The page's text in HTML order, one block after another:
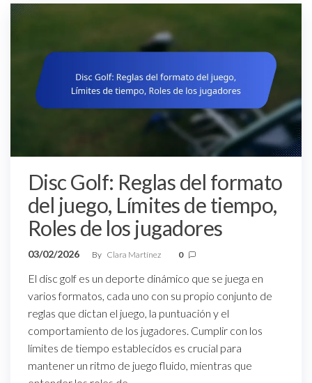
Disc Golf: Reglas del formato
del juego, Límites de tiempo,
Roles de los jugadores
03/02/2026 By Clara Martínez 0
El disc golf es un deporte dinámico que se juega en
varios formatos, cada uno con su propio conjunto de
reglas que dictan el juego, la puntuación y el
comportamiento de los jugadores. Cumplir con los
límites de tiempo establecidos es crucial para
mantener un ritmo de juego fluido, mientras que